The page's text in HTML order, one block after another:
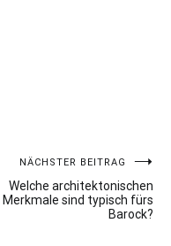
NÄCHSTER BEITRAG
Welche architektonischen
Merkmale sind typisch fürs
Barock?